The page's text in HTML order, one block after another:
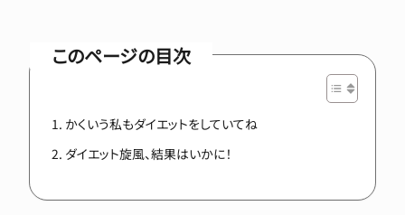
このページの目次
かくいう私もダイエットをしていてね
ダイエット旋風、結果はいかに！